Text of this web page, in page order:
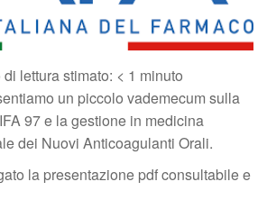
di lettura stimato: < 1 minuto
un piccolo vademecum sulla
97 e la gestione in medicina
dei Nuovi Anticoagulanti Orali.
la presentazione pdf consultabile e